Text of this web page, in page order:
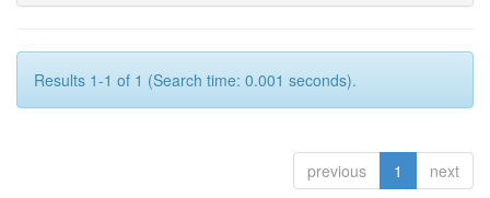
Results 1-1 of 1 (Search time: 0.001 seconds).
previous 1 next